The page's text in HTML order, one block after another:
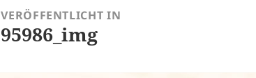
VERÖFFENTLICHT IN
95986_img